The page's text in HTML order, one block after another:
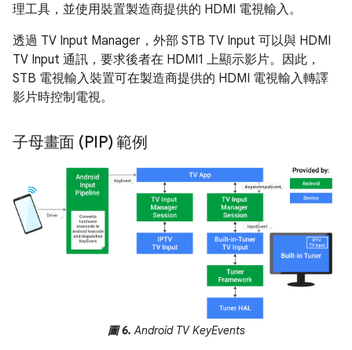
理工具，並使用裝置製造商提供的 HDMI 電視輸入。
透過 TV Input Manager，外部 STB TV Input 可以與 HDMI
TV Input 通訊，要求後者在 HDMI1 上顯示影片。因此，
STB 電視輸入裝置可在製造商提供的 HDMI 電視輸入轉譯
影片時控制電視。
子母畫面 (PIP) 範例
圖 6. Android TV KeyEvents